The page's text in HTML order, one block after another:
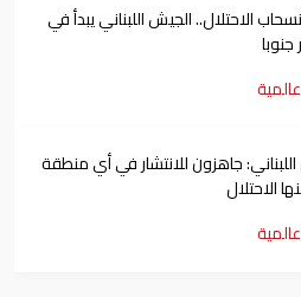
الاحتلال.. الجيش اللبناني يبدأ في
جنوبا
جاهزون للانتشار في أي منطقة
الاحتلال